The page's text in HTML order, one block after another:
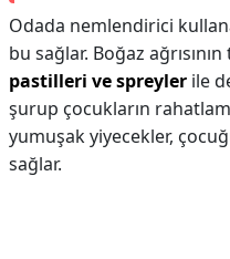
Odada nemlendirici
bu sağlar. Boğaz
pastilleri ve spreyler ile
şurup çocukların
yumuşak yiyecekler,
sağlar.